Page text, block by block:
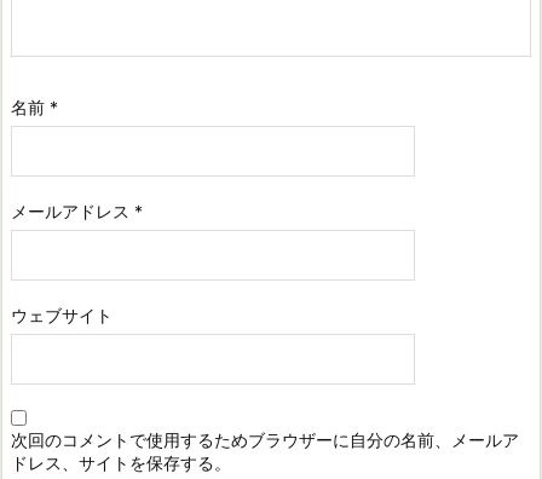
名前 *
メールアドレス *
ウェブサイト
次回のコメントで使用するためブラウザーに自分の名前、メールア
ドレス、サイトを保存する。